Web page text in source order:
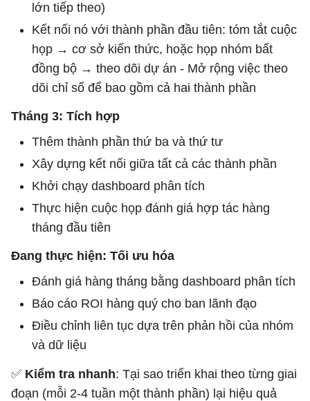
lớn tiếp theo)
Kết nối nó với thành phần đầu tiên: tóm tắt cuộc
họp → cơ sở kiến ​​thức, hoặc họp nhóm bất
đồng bộ → theo dõi dự án - Mở rộng việc theo
dõi chỉ số để bao gồm cả hai thành phần
Tháng 3: Tích hợp
Thêm thành phần thứ ba và thứ tư
Xây dựng kết nối giữa tất cả các thành phần
Khởi chạy dashboard phân tích
Thực hiện cuộc họp đánh giá hợp tác hàng
tháng đầu tiên
Đang thực hiện: Tối ưu hóa
Đánh giá hàng tháng bằng dashboard phân tích
Báo cáo ROI hàng quý cho ban lãnh đạo
Điều chỉnh liên tục dựa trên phản hồi của nhóm
và dữ liệu
✅ Kiểm tra nhanh: Tại sao triển khai theo từng giai
đoạn (mỗi 2-4 tuần một thành phần) lại hiệu quả